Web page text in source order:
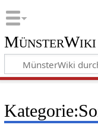
MünsterWiki